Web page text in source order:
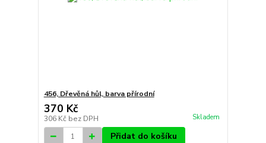
456, Dřevěná hůl, barva přírodní
370 Kč
306 Kč bez DPH Skladem
Přidat do košíku